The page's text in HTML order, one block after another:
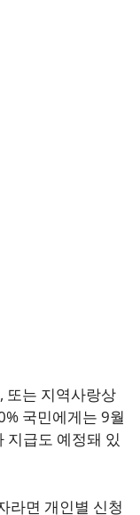
또는 지역사랑상
국민에게는 9월
급도 예정돼 있
라면 개인별 신청